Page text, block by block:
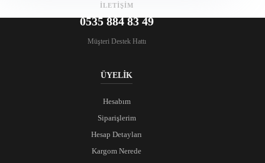
İLETİŞİM
0535 884 83 49
Müşteri Destek Hattı
ÜYELİK
Hesabım
Siparişlerim
Hesap Detayları
Kargom Nerede